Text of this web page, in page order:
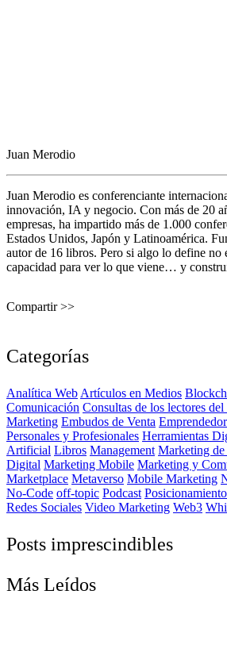
Juan Merodio
Juan Merodio es conferenciante
innovación, IA y negocio. Con más de 20
empresas, ha impartido más de 1.000
Estados Unidos, Japón y Latinoamérica.
autor de 16 libros. Pero si algo lo define no
capacidad para ver lo que viene… y
Compartir >>
Categorías
Analítica Web Artículos en Medios
Comunicación Consultas de los lectores
Marketing Embudos de Venta
Personales y Profesionales Herramientas
Artificial Libros Management Marketing
Digital Marketing Mobile Marketing y
Marketplace Metaverso Mobile Marketing
No-Code off-topic Podcast
Redes Sociales Video Marketing Web3
Posts imprescindibles
Más Leídos